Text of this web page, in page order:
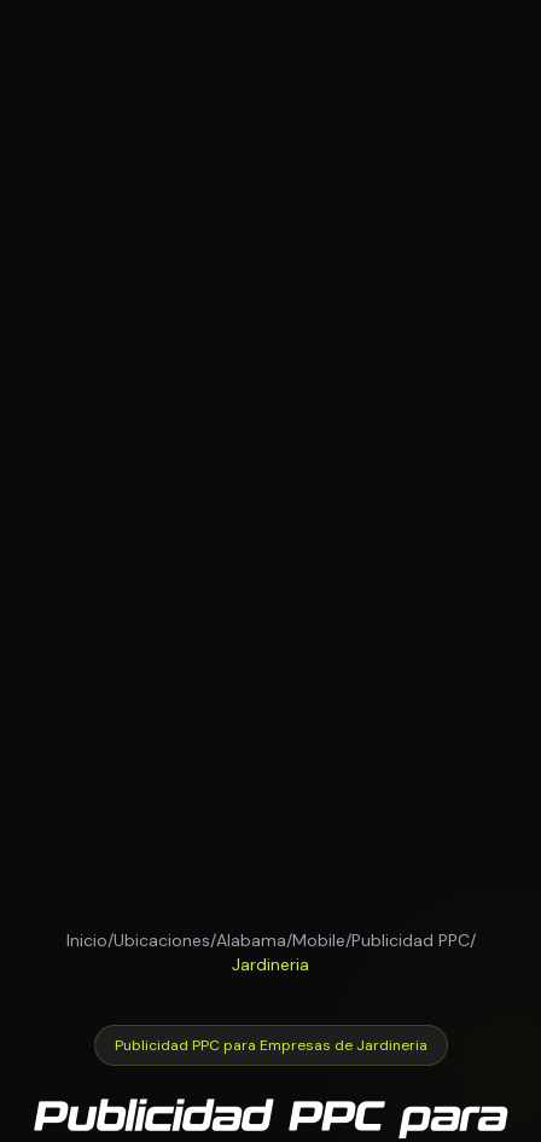
Inicio/Ubicaciones/Alabama/Mobile/Publicidad PPC/
Jardineria
Publicidad PPC para Empresas de Jardineria
Publicidad PPC para